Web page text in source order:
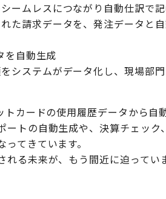
ームレスにつながり自動仕訳で
た請求データを、発注データと
を自動生成
システムがデータ化し、現場部
カードの使用履歴データから自
トの自動生成や、決算チェック
てきています。
る未来が、もう間近に迫っていま